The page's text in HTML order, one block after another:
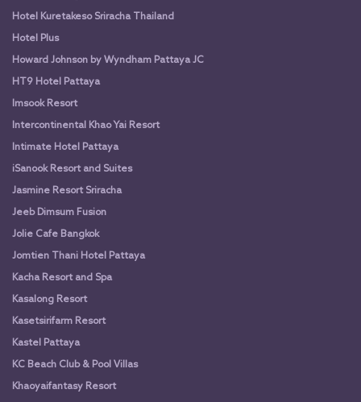
Hotel Kuretakeso Sriracha Thailand
Hotel Plus
Howard Johnson by Wyndham Pattaya JC
HT9 Hotel Pattaya
Imsook Resort
Intercontinental Khao Yai Resort
Intimate Hotel Pattaya
iSanook Resort and Suites
Jasmine Resort Sriracha
Jeeb Dimsum Fusion
Jolie Cafe Bangkok
Jomtien Thani Hotel Pattaya
Kacha Resort and Spa
Kasalong Resort
Kasetsirifarm Resort
Kastel Pattaya
KC Beach Club & Pool Villas
Khaoyaifantasy Resort